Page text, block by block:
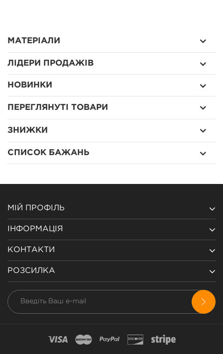
МАТЕРІАЛИ
ЛІДЕРИ ПРОДАЖІВ
НОВИНКИ
ПЕРЕГЛЯНУТІ ТОВАРИ
ЗНИЖКИ
СПИСОК БАЖАНЬ
МІЙ ПРОФІЛЬ
ІНФОРМАЦІЯ
КОНТАКТИ
РОЗСИЛКА